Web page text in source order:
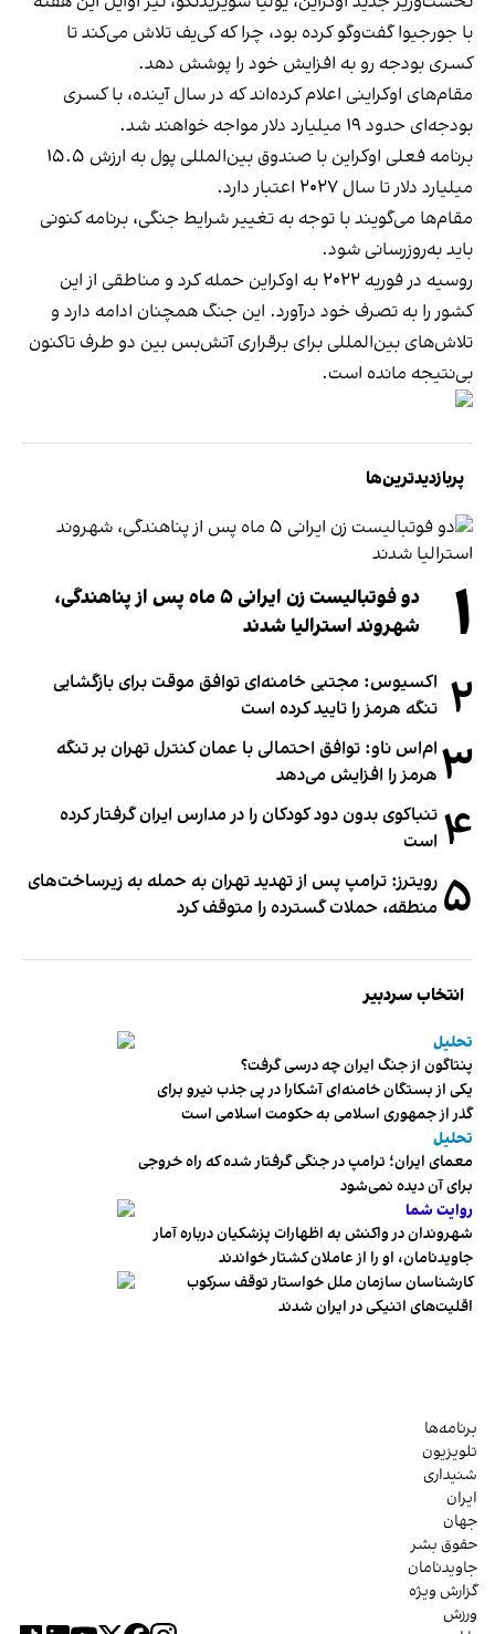
با جورجیوا گفت‌وگو کرده بود، چرا که کی‌یف تلاش می‌کند تا
کسری بودجه رو به افزایش خود را پوشش دهد.
مقام‌های اوکراینی اعلام کرده‌اند که در سال آینده، با کسری
بودجه‌ای حدود ۱۹ میلیارد دلار مواجه خواهند شد.
برنامه فعلی اوکراین با صندوق بین‌المللی پول به ارزش ۱۵.۵
میلیارد دلار تا سال ۲۰۲۷ اعتبار دارد.
مقام‌ها می‌گویند با توجه به تغییر شرایط جنگی، برنامه کنونی
باید به‌روزرسانی شود.
روسیه در فوریه ۲۰۲۲ به اوکراین حمله کرد و مناطقی از این
کشور را به تصرف خود درآورد. این جنگ همچنان ادامه دارد و
تلاش‌های بین‌المللی برای برقراری آتش‌بس بین دو طرف تاکنون
بی‌نتیجه مانده است.
پربازدیدترین‌ها
۱
دو فوتبالیست زن ایرانی ۵ ماه پس از پناهندگی،
شهروند استرالیا شدند
۲ اکسیوس: مجتبی خامنه‌ای توافق موقت برای بازگشایی
تنگه هرمز را تایید کرده است
۳ ام‌اس ناو: توافق احتمالی با عمان کنترل تهران بر تنگه
هرمز را افزایش می‌دهد
۴ تنباکوی بدون دود کودکان را در مدارس ایران گرفتار کرده
است
۵ رویترز: ترامپ پس از تهدید تهران به حمله به زیرساخت‌های
منطقه، حملات گسترده را متوقف کرد
انتخاب سردبیر
تحلیل
پنتاگون از جنگ ایران چه درسی گرفت؟
یکی از بستگان خامنه‌ای آشکارا در پی جذب نیرو برای
گذر از جمهوری اسلامی به حکومت اسلامی است
تحلیل
معمای ایران؛ ترامپ در جنگی گرفتار شده که راه خروجی
برای آن دیده نمی‌شود
روایت شما
شهروندان در واکنش به اظهارات پزشکیان درباره آمار
جاویدنامان، او را از عاملان کشتار خواندند
کارشناسان سازمان ملل خواستار توقف سرکوب
اقلیت‌های اتنیکی در ایران شدند
برنامه‌ها
تلویزیون
شنیداری
ایران
جهان
حقوق بشر
جاویدنامان
گزارش ویژه
ورزش